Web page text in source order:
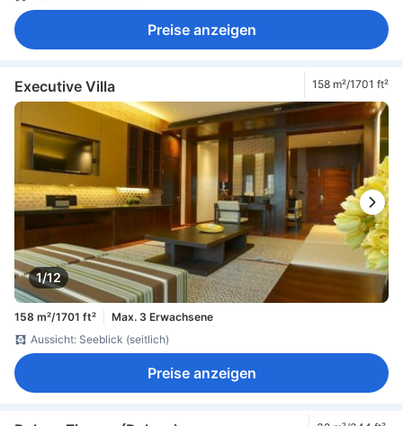
Preise anzeigen
Executive Villa 158 m²/1701 ft²
1/12
158 m²/1701 ft²
Max. 3 Erwachsene
Aussicht: Seeblick (seitlich)
Preise anzeigen